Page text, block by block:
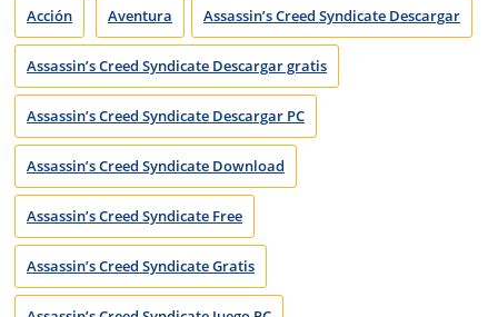
Acción Aventura Assassin’s Creed Syndicate Descargar
Assassin’s Creed Syndicate Descargar gratis
Assassin’s Creed Syndicate Descargar PC
Assassin’s Creed Syndicate Download
Assassin’s Creed Syndicate Free
Assassin’s Creed Syndicate Gratis